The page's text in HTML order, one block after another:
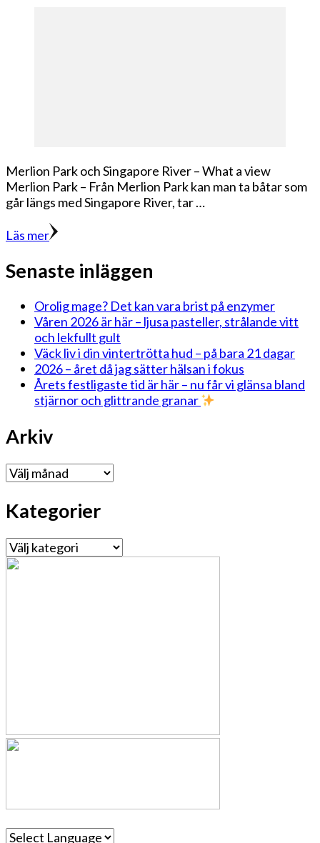
Merlion Park och Singapore River – What a view
Merlion Park – Från Merlion Park kan man ta båtar som
går längs med Singapore River, tar …
Läs mer
Senaste inläggen
Orolig mage? Det kan vara brist på enzymer
Våren 2026 är här – ljusa pasteller, strålande vitt
och lekfullt gult
Väck liv i din vintertrötta hud – på bara 21 dagar
2026 – året då jag sätter hälsan i fokus
Årets festligaste tid är här – nu får vi glänsa bland
stjärnor och glittrande granar
Arkiv
Arkiv
Kategorier
Kategorier